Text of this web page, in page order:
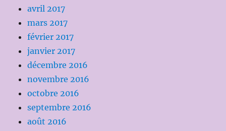
avril 2017
mars 2017
février 2017
janvier 2017
décembre 2016
novembre 2016
octobre 2016
septembre 2016
août 2016